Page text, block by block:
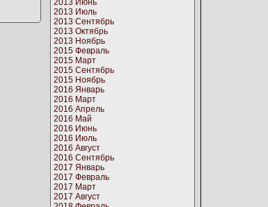
2013 Июнь
2013 Июль
2013 Сентябрь
2013 Октябрь
2013 Ноябрь
2015 Февраль
2015 Март
2015 Сентябрь
2015 Ноябрь
2016 Январь
2016 Март
2016 Апрель
2016 Май
2016 Июнь
2016 Июль
2016 Август
2016 Сентябрь
2017 Январь
2017 Февраль
2017 Март
2017 Август